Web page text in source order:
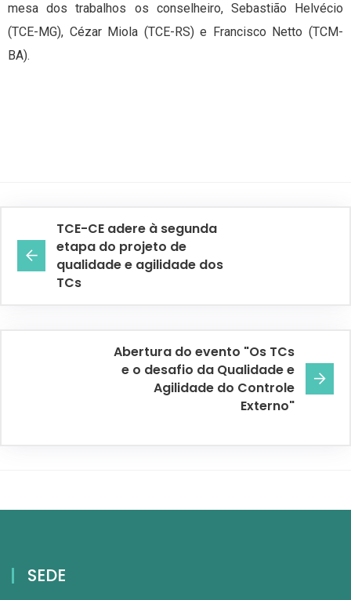
mesa dos trabalhos os conselheiro, Sebastião Helvécio
(TCE-MG), Cézar Miola (TCE-RS) e Francisco Netto (TCM-
BA).
TCE-CE adere à segunda
etapa do projeto de
qualidade e agilidade dos
TCs
Abertura do evento "Os TCs
e o desafio da Qualidade e
Agilidade do Controle
Externo"
SEDE